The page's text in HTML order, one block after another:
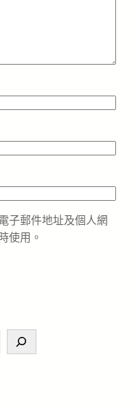
子郵件地址及個人網
使用。